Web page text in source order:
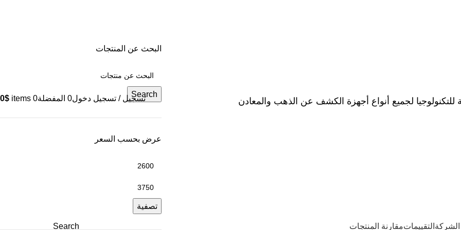
للتكنولوجيا لجميع أنواع أجهزة الكشف عن الذهب والمعادن تسجيل / تسجيل دخول0 المفضلة0
items
0$
التقييماتمقارنة المنتجات Search
البحث عن المنتجات
Search
عرض بحسب السعر
تصفية